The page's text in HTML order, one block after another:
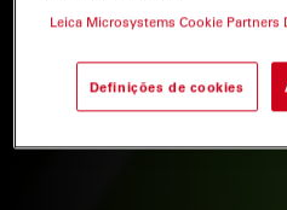
Leica Microsystems Cookie Partners
Definições de cookies